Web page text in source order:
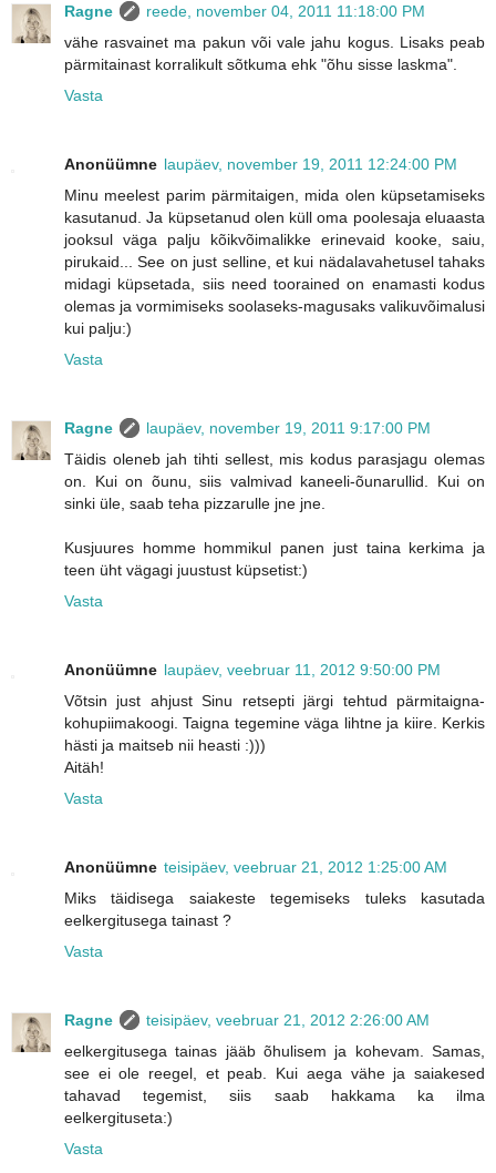
Ragne
reede, november 04, 2011 11:18:00 PM
vähe rasvainet ma pakun või vale jahu kogus. Lisaks peab
pärmitainast korralikult sõtkuma ehk "õhu sisse laskma".
Vasta
Anonüümne laupäev, november 19, 2011 12:24:00 PM
Minu meelest parim pärmitaigen, mida olen küpsetamiseks
kasutanud. Ja küpsetanud olen küll oma poolesaja eluaasta
jooksul väga palju kõikvõimalikke erinevaid kooke, saiu,
pirukaid... See on just selline, et kui nädalavahetusel tahaks
midagi küpsetada, siis need toorained on enamasti kodus
olemas ja vormimiseks soolaseks-magusaks valikuvõimalusi
kui palju:)
Vasta
Ragne
laupäev, november 19, 2011 9:17:00 PM
Täidis oleneb jah tihti sellest, mis kodus parasjagu olemas
on. Kui on õunu, siis valmivad kaneeli-õunarullid. Kui on
sinki üle, saab teha pizzarulle jne jne.
Kusjuures homme hommikul panen just taina kerkima ja
teen üht vägagi juustust küpsetist:)
Vasta
Anonüümne laupäev, veebruar 11, 2012 9:50:00 PM
Võtsin just ahjust Sinu retsepti järgi tehtud pärmitaigna-
kohupiimakoogi. Taigna tegemine väga lihtne ja kiire. Kerkis
hästi ja maitseb nii heasti :)))
Aitäh!
Vasta
Anonüümne teisipäev, veebruar 21, 2012 1:25:00 AM
Miks täidisega saiakeste tegemiseks tuleks kasutada
eelkergitusega tainast ?
Vasta
Ragne
teisipäev, veebruar 21, 2012 2:26:00 AM
eelkergitusega tainas jääb õhulisem ja kohevam. Samas,
see ei ole reegel, et peab. Kui aega vähe ja saiakesed
tahavad tegemist, siis saab hakkama ka ilma
eelkergituseta:)
Vasta